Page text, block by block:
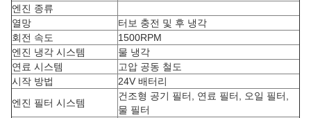
엔진 종류
열망
터보 충전 및 후 냉각
회전 속도
1500RPM
엔진 냉각 시스템
물 냉각
연료 시스템
고압 공동 철도
시작 방법
24V 배터리
엔진 필터 시스템
건조형 공기 필터, 연료 필터, 오일 필터,
물 필터